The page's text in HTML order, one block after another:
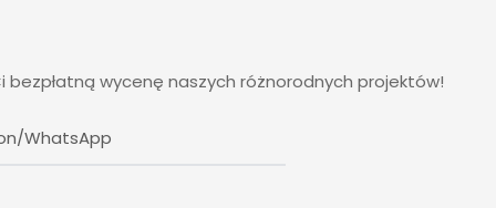
wycenę naszych różnorodnych projektów!
WhatsApp